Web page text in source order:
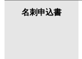
名刺申込書